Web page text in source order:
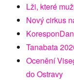
Lži, které
Nový cirkus
Tanabata
Ocenění
do Ostravy